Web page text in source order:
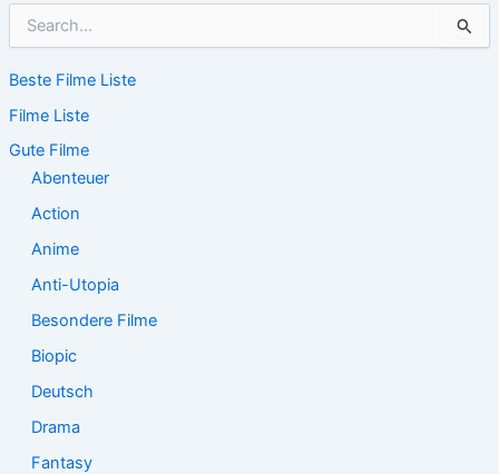
h
n
n
Beste Filme Liste
Filme Liste
Gute Filme
Abenteuer
Action
Anime
Anti-Utopia
Besondere Filme
Biopic
Deutsch
Drama
Fantasy